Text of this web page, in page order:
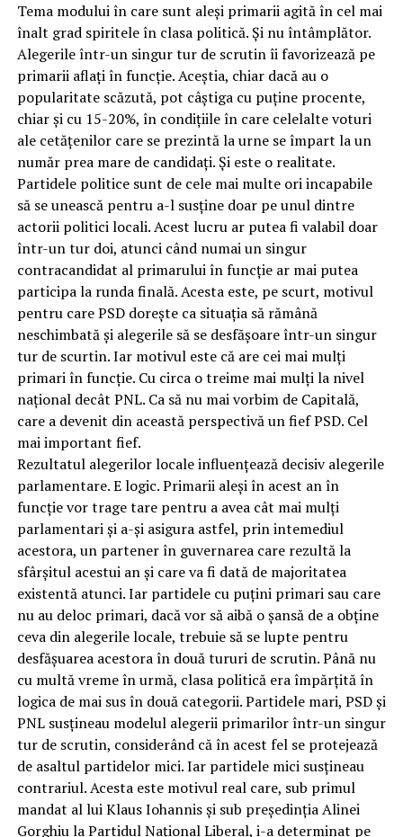
Tema modului în care sunt aleși primarii agită în cel mai
înalt grad spiritele în clasa politică. Și nu întâmplător.
Alegerile într-un singur tur de scrutin îi favorizează pe
primarii aflați în funcție. Aceștia, chiar dacă au o
popularitate scăzută, pot câștiga cu puține procente,
chiar și cu 15-20%, în condițiile în care celelalte voturi
ale cetățenilor care se prezintă la urne se împart la un
număr prea mare de candidați. Și este o realitate.
Partidele politice sunt de cele mai multe ori incapabile
să se unească pentru a-l susține doar pe unul dintre
actorii politici locali. Acest lucru ar putea fi valabil doar
într-un tur doi, atunci când numai un singur
contracandidat al primarului în funcție ar mai putea
participa la runda finală. Acesta este, pe scurt, motivul
pentru care PSD dorește ca situația să rămână
neschimbată și alegerile să se desfășoare într-un singur
tur de scurtin. Iar motivul este că are cei mai mulți
primari în funcție. Cu circa o treime mai mulți la nivel
național decât PNL. Ca să nu mai vorbim de Capitală,
care a devenit din această perspectivă un fief PSD. Cel
mai important fief.
Rezultatul alegerilor locale influențează decisiv alegerile
parlamentare. E logic. Primarii aleși în acest an în
funcție vor trage tare pentru a avea cât mai mulți
parlamentari și a-și asigura astfel, prin intemediul
acestora, un partener în guvernarea care rezultă la
sfârșitul acestui an și care va fi dată de majoritatea
existentă atunci. Iar partidele cu puțini primari sau care
nu au deloc primari, dacă vor să aibă o șansă de a obține
ceva din alegerile locale, trebuie să se lupte pentru
desfășuarea acestora în două tururi de scrutin. Până nu
cu multă vreme în urmă, clasa politică era împărțită în
logica de mai sus în două categorii. Partidele mari, PSD și
PNL susțineau modelul alegerii primarilor într-un singur
tur de scrutin, considerând că în acest fel se protejează
de asaltul partidelor mici. Iar partidele mici susțineau
contrariul. Acesta este motivul real care, sub primul
mandat al lui Klaus Iohannis și sub președinția Alinei
Gorghiu la Partidul Național Liberal, i-a determinat pe